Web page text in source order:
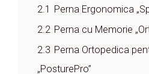
2.1
Perna Ergonomica
2.2 Perna cu Memorie
2.3 Perna Ortopedica
„PosturePro”